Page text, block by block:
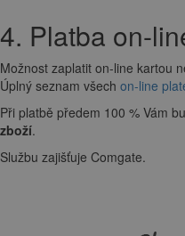
4. Platba on-
Možnost zaplatit on-line kartou
Úplný seznam všech on-line
Při platbě předem 100 % Vám
zboží.
Službu zajišťuje Comgate.